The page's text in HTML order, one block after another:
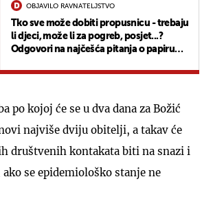
OBJAVILO RAVNATELJSTVO
Tko sve može dobiti propusnicu - trebaju
li djeci, može li za pogreb, posjet...?
Odgovori na najčešća pitanja o papiru
po kojoj će se u dva dana za Božić
najviše dviju obitelji, a takav će
društvenih kontakata biti na snazi i
se epidemiološko stanje ne